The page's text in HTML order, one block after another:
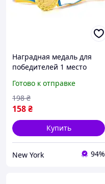
Наградная медаль для
победителей 1 место
конкурсов и мероприятий
диаметр 6,5 см newyork
Готово к отправке
158₴
198 ₴
Купить
New York 94%